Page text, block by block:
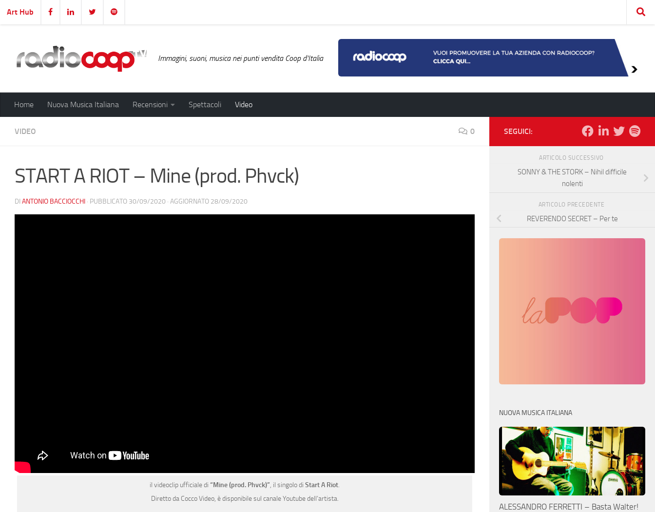
Salta al contenuto
Art Hub
Immagini, suoni, musica nei punti vendita Coop d'Italia
Home Nuova Musica Italiana Recensioni Spettacoli Video
VIDEO 0
START A RIOT – Mine (prod. Phvck)
DI ANTONIO BACCIOCCHI · PUBBLICATO 30/09/2020 · AGGIORNATO 28/09/2020
il videoclip ufficiale di “Mine (prod. Phvck)”, il singolo di Start A Riot.
Diretto da Cocco Video, è disponibile sul canale Youtube dell’artista.
SEGUICI:
ARTICOLO SUCCESSIVO
SONNY & THE STORK – Nihil difficile
nolenti
ARTICOLO PRECEDENTE
REVERENDO SECRET – Per te
NUOVA MUSICA ITALIANA
ALESSANDRO FERRETTI – Basta Walter!